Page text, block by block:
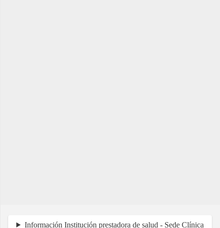
Información Institución prestadora de salud - Sede Clínica